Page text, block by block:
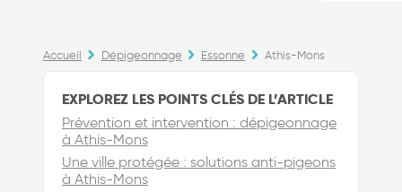
Accueil Dépigeonnage Essonne Athis-Mons
EXPLOREZ LES POINTS CLÉS DE L’ARTICLE
Prévention et intervention : dépigeonnage
à Athis-Mons
Une ville protégée : solutions anti-pigeons
à Athis-Mons